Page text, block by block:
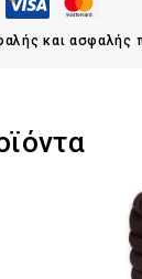
και ασφαλής